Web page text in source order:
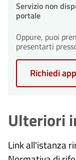
30
giorni
Il
30
giorni
Il
Servizio non
portale
Oppure, puoi
presentarti
Richiedi
Ulteriori
Link all'istanza